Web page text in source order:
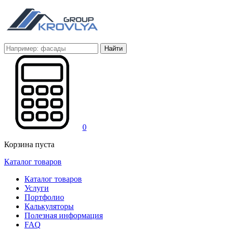
Найти
0
Корзина пуста
Каталог товаров
Каталог товаров
Услуги
Портфолио
Калькуляторы
Полезная информация
FAQ